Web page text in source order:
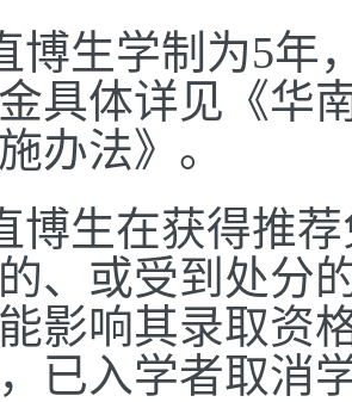
博生学制为5年
具体详见《华
办法》。
博生在获得推
、或受到处分
影响其录取资
已入学者取消